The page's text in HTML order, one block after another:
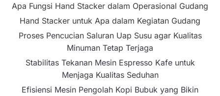
Apa Fungsi Hand Stacker dalam Operasional Gudang
Hand Stacker untuk Apa dalam Kegiatan Gudang
Proses Pencucian Saluran Uap Susu agar Kualitas
Minuman Tetap Terjaga
Stabilitas Tekanan Mesin Espresso Kafe untuk
Menjaga Kualitas Seduhan
Efisiensi Mesin Pengolah Kopi Bubuk yang Bikin